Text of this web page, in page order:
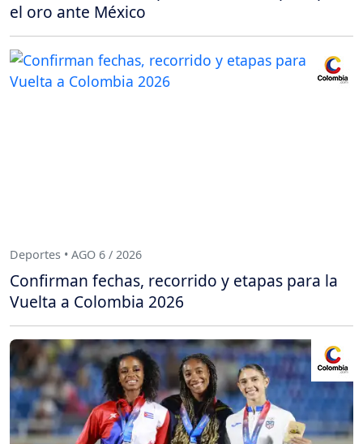
el oro ante México
Deportes • AGO 6 / 2026
Confirman fechas, recorrido y etapas para la
Vuelta a Colombia 2026